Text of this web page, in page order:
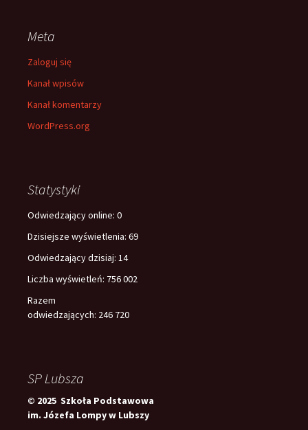
Meta
Zaloguj się
Kanał wpisów
Kanał komentarzy
WordPress.org
Statystyki
Odwiedzający online: 0
Dzisiejsze wyświetlenia: 69
Odwiedzający dzisiaj: 14
Liczba wyświetleń: 756 002
Razem
odwiedzających: 246 720
SP Lubsza
© 2025 Szkoła Podstawowa
im. Józefa Lompy w Lubszy